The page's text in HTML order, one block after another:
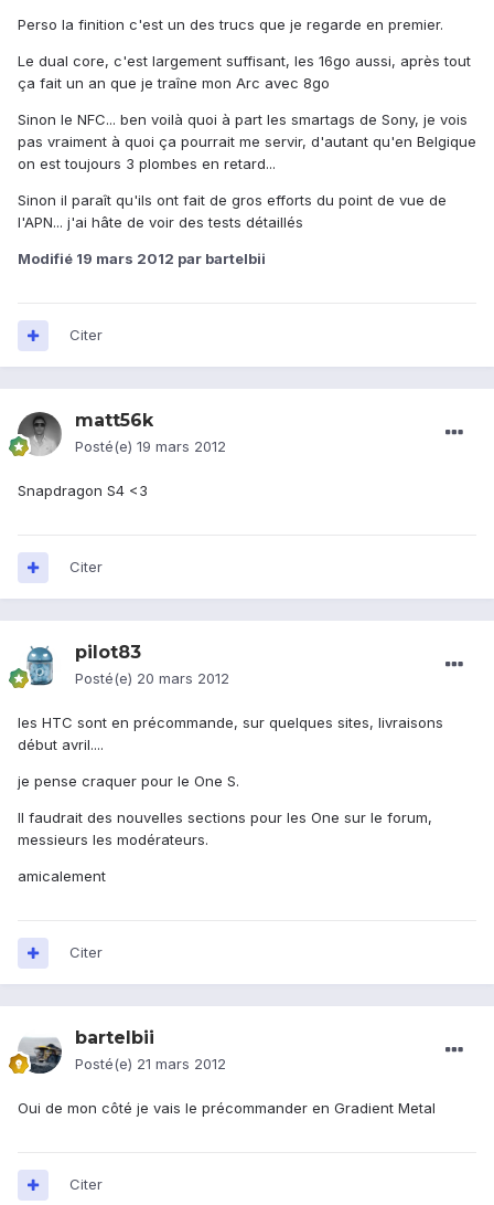
Perso la finition c'est un des trucs que je regarde en premier.
Le dual core, c'est largement suffisant, les 16go aussi, après tout
ça fait un an que je traîne mon Arc avec 8go
Sinon le NFC... ben voilà quoi à part les smartags de Sony, je vois
pas vraiment à quoi ça pourrait me servir, d'autant qu'en Belgique
on est toujours 3 plombes en retard...
Sinon il paraît qu'ils ont fait de gros efforts du point de vue de
l'APN... j'ai hâte de voir des tests détaillés
Modifié 19 mars 2012 par bartelbii
Citer
matt56k
Posté(e) 19 mars 2012
Snapdragon S4 <3
Citer
pilot83
Posté(e) 20 mars 2012
les HTC sont en précommande, sur quelques sites, livraisons
début avril....
je pense craquer pour le One S.
Il faudrait des nouvelles sections pour les One sur le forum,
messieurs les modérateurs.
amicalement
Citer
bartelbii
Posté(e) 21 mars 2012
Oui de mon côté je vais le précommander en Gradient Metal
Citer